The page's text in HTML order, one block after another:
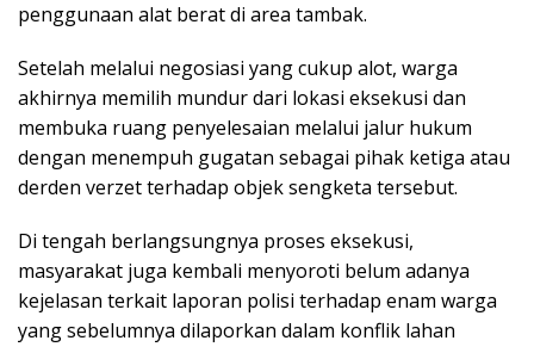
penggunaan alat berat di area tambak.
Setelah melalui negosiasi yang cukup alot, warga
akhirnya memilih mundur dari lokasi eksekusi dan
membuka ruang penyelesaian melalui jalur hukum
dengan menempuh gugatan sebagai pihak ketiga atau
derden verzet terhadap objek sengketa tersebut.
Di tengah berlangsungnya proses eksekusi,
masyarakat juga kembali menyoroti belum adanya
kejelasan terkait laporan polisi terhadap enam warga
yang sebelumnya dilaporkan dalam konflik lahan